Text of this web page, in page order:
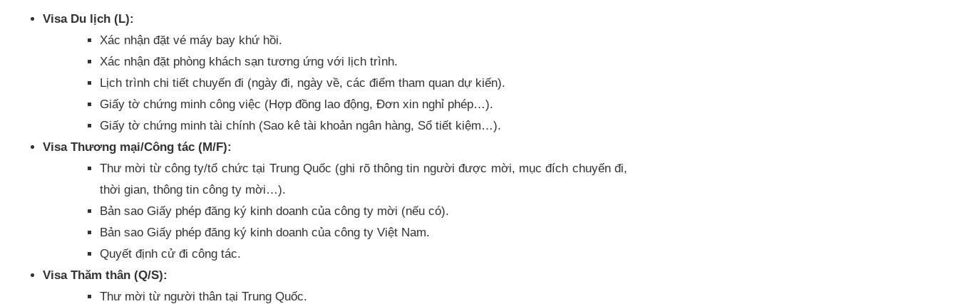
Visa Du lịch (L):
Xác nhận đặt vé máy bay khứ hồi.
Xác nhận đặt phòng khách sạn tương ứng với lịch trình.
Lịch trình chi tiết chuyến đi (ngày đi, ngày về, các điểm tham quan dự kiến).
Giấy tờ chứng minh công việc (Hợp đồng lao động, Đơn xin nghỉ phép…).
Giấy tờ chứng minh tài chính (Sao kê tài khoản ngân hàng, Sổ tiết kiệm…).
Visa Thương mại/Công tác (M/F):
Thư mời từ công ty/tổ chức tại Trung Quốc (ghi rõ thông tin người được mời, mục đích chuyến đi,
thời gian, thông tin công ty mời…).
Bản sao Giấy phép đăng ký kinh doanh của công ty mời (nếu có).
Bản sao Giấy phép đăng ký kinh doanh của công ty Việt Nam.
Quyết định cử đi công tác.
Visa Thăm thân (Q/S):
Thư mời từ người thân tại Trung Quốc.